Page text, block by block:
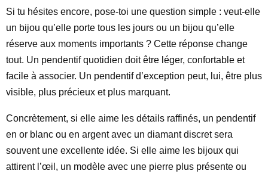
Si tu hésites encore, pose-toi une question simple : veut-elle
un bijou qu’elle porte tous les jours ou un bijou qu’elle
réserve aux moments importants ? Cette réponse change
tout. Un pendentif quotidien doit être léger, confortable et
facile à associer. Un pendentif d’exception peut, lui, être plus
visible, plus précieux et plus marquant.
Concrètement, si elle aime les détails raffinés, un pendentif
en or blanc ou en argent avec un diamant discret sera
souvent une excellente idée. Si elle aime les bijoux qui
attirent l’œil, un modèle avec une pierre plus présente ou